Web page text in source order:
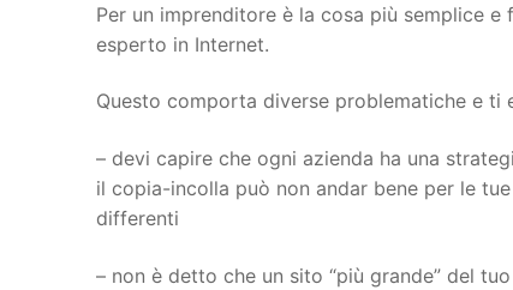
Per un imprenditore è la cosa più semplice
esperto in Internet.
Questo comporta diverse problematiche e ti
– devi capire che ogni azienda ha una
il copia-incolla può non andar bene per le
differenti
– non è detto che un sito “più grande” del